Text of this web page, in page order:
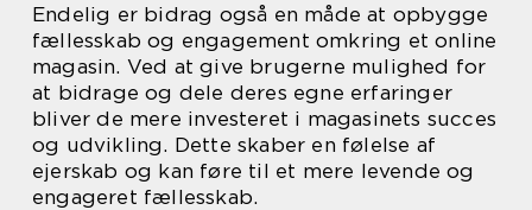
Endelig er bidrag også en måde at opbygge
fællesskab og engagement omkring et online
magasin. Ved at give brugerne mulighed for
at bidrage og dele deres egne erfaringer
bliver de mere investeret i magasinets succes
og udvikling. Dette skaber en følelse af
ejerskab og kan føre til et mere levende og
engageret fællesskab.